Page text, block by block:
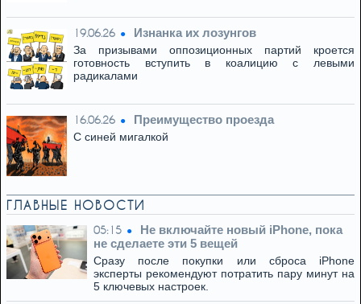
19.06.26 Изнанка их лозунгов
За призывами оппозиционных партий кроется
готовность вступить в коалицию с левыми
радикалами
16.06.26 Преимущество проезда
С синей мигалкой
ГЛАВНЫЕ НОВОСТИ
05:15
Не включайте новый iPhone, пока
не сделаете эти 5 вещей
Сразу после покупки или сброса iPhone
эксперты рекомендуют потратить пару минут на
5 ключевых настроек.